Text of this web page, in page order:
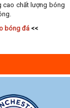
cao chất lượng bóng
bóng đá<<